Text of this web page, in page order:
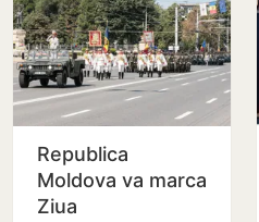
Republica
Moldova va marca
Ziua